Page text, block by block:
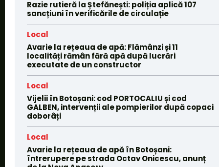
Razie rutieră la Ștefănești: poliția aplică 107
sancțiuni în verificările de circulație
Local
Avarie la rețeaua de apă: Flămânzi și 11
localități rămân fără apă după lucrări
executate de un constructor
Local
Vijelii în Botoșani: cod PORTOCALIU și cod
GALBEN, intervenții ale pompierilor după copaci
doborâți
Local
Avarie la rețeaua de apă în Botoșani:
întrerupere pe strada Octav Onicescu, anunț